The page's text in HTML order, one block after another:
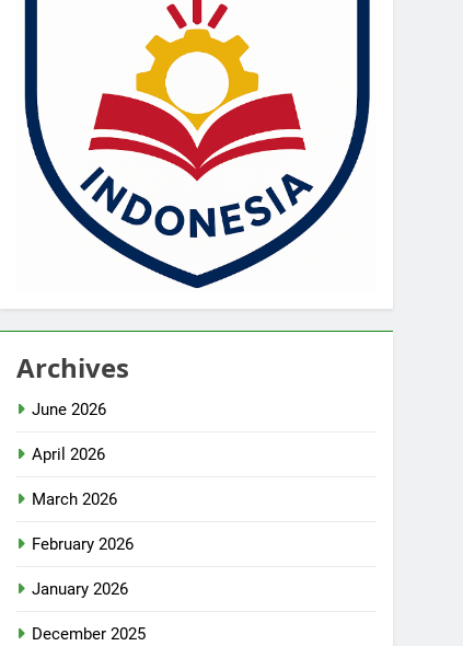
Archives
June 2026
April 2026
March 2026
February 2026
January 2026
December 2025